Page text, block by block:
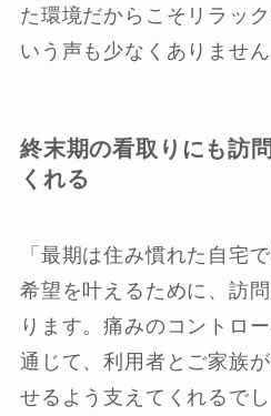
た環境だからこそリラッ
いう声も少なくありません
終末期の看取りにも訪
くれる
「最期は住み慣れた自宅
希望を叶えるために、訪
ります。痛みのコントロ
通じて、利用者とご家族
せるよう支えてくれるでし